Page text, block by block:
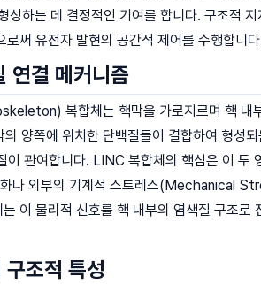
성하는 데 결정적인 기여를 합니다. 구조적
써 유전자 발현의 공간적 제어를 수행합니
연결 메커니즘
복합체는 핵막을 가로지르며 핵 내
양쪽에 위치한 단백질들이 결합하여 형성
이 관여합니다. LINC 복합체의 핵심은 이
나 외부의 기계적 스트레스(Mechanical
이 물리적 신호를 핵 내부의 염색질 구조
조적 특성